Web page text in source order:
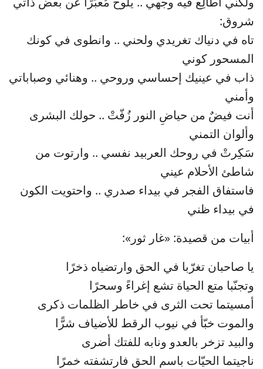
شروق:
تاه في دنياك تغريدي ولحني .. وانطوى في كونك
المسحور كوني
ذاب في عينيك إحساسي وروحي .. وهنائي وصباباتي
وأمني
أنت فيضٌ من حياضِ النور زُفّتْ .. حولك البشرى
وألوان التمني
سَكِرتْ في روحك العربيد نفسي .. وارتوت من
شاطئ الأحلام عيني
فاستفاق الفجر في بيداء صدري .. واحتويت الكون
في بيداء ظني
أبيات من قصيدة: «غار ثور»:
يا صاحبان تغرّبا في الحق وارتضياه ذخرًا
وتجنّبا متع الحياة تشع إغراءً وسحرًا
أمسيتما تحت الثرى في خاطر الظلمات ذكرى
والموت خبّأ في نيوب الرقط للأضياف شرًّا
والبيد تزخر بالعدو ونابه للفتك أضرى
ناجيتما الحيّات باسم الحق فارتشفته خمرًا